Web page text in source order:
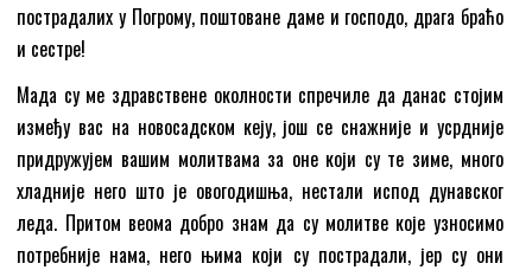
пострадалих у Погрому, поштоване даме и господо, драга браћо
и сестре!
Мада су ме здравствене околности спречиле да данас стојим
између вас на новосадском кеју, још се снажније и усрдније
придружујем вашим молитвама за оне који су те зиме, много
хладније него што је овогодишња, нестали испод дунавског
леда. Притом веома добро знам да су молитве које узносимо
потребније нама, него њима који су пострадали, јер су они